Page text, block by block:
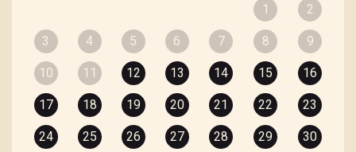
1 2
3 4 5 6 7 8 9
10 11 12 13 14 15 16
17 18 19 20 21 22 23
24 25 26 27 28 29 30